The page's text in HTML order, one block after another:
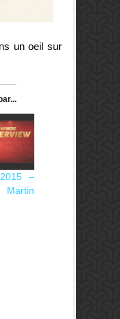
un oeil sur
–
Martin